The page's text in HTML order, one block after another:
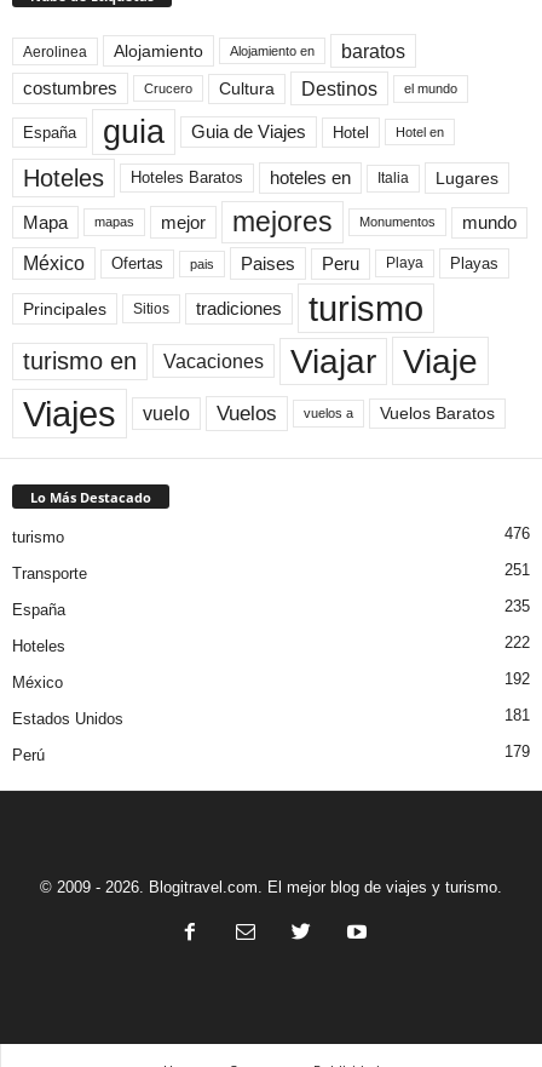
Aerolinea Alojamiento Alojamiento en baratos
costumbres Crucero Cultura Destinos el mundo
España guia Guia de Viajes Hotel Hotel en
Hoteles Hoteles Baratos hoteles en Italia Lugares
Mapa mapas mejor mejores Monumentos mundo
México Ofertas pais Paises Peru Playa Playas
Principales Sitios tradiciones turismo
turismo en Vacaciones Viajar Viaje
Viajes vuelo Vuelos vuelos a Vuelos Baratos
Lo Más Destacado
turismo 476
Transporte 251
España 235
Hoteles 222
México 192
Estados Unidos 181
Perú 179
© 2009 - 2026. Blogitravel.com. El mejor blog de viajes y turismo.